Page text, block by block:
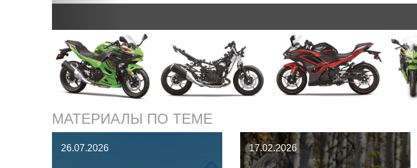
МАТЕРИАЛЫ ПО ТЕМЕ
26.07.2026 17.02.2026